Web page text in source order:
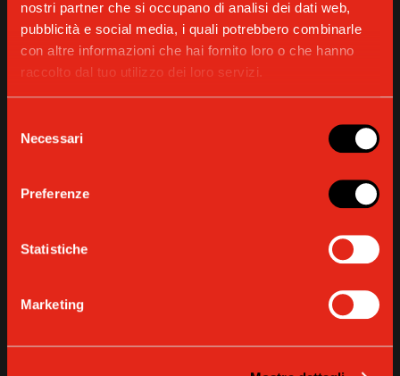
nostri partner che si occupano di analisi dei dati web,
pubblicità e social media, i quali potrebbero combinarle
con altre informazioni che hai fornito loro o che hanno
raccolto dal tuo utilizzo dei loro servizi.
delNecessari
Preferenze
Statistiche
Marketing
Un approccio sostenibile
SCOPRI DI PIÙ